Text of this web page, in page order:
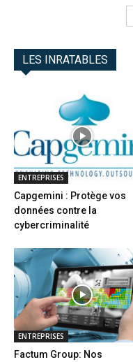
LES INRATABLES
ENTREPRISES
Capgemini : Protège vos
données contre la
cybercriminalité
ENTREPRISES
Factum Group: Nos